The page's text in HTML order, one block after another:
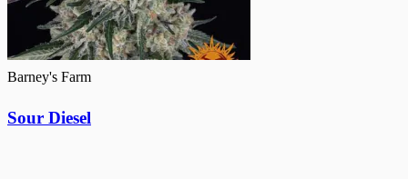
Barney's Farm
Sour Diesel